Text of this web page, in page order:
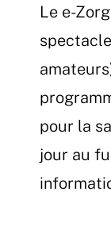
Le e-
pour la
jour au